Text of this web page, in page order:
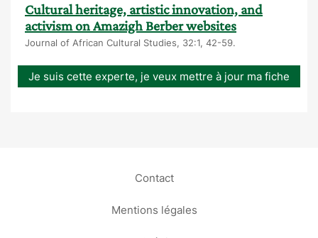
Cultural heritage, artistic innovation, and
activism on Amazigh Berber websites
Journal of African Cultural Studies, 32:1, 42-59.
Je suis cette experte, je veux mettre à jour ma fiche
Contact
Mentions légales